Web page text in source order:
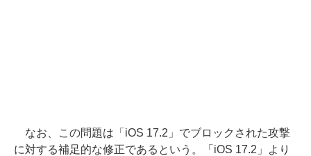
なお、この問題は「iOS 17.2」でブロックされた攻撃
に対する補足的な修正であるという。「iOS 17.2」より